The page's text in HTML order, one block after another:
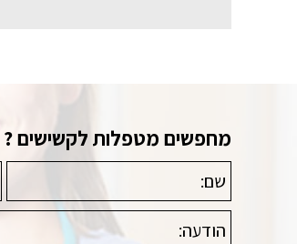
מחפשים מטפלות לקשישים ?